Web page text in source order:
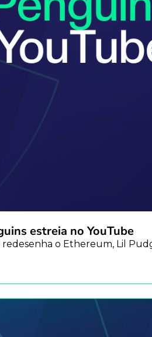
estreia no YouTube
o Ethereum, Lil